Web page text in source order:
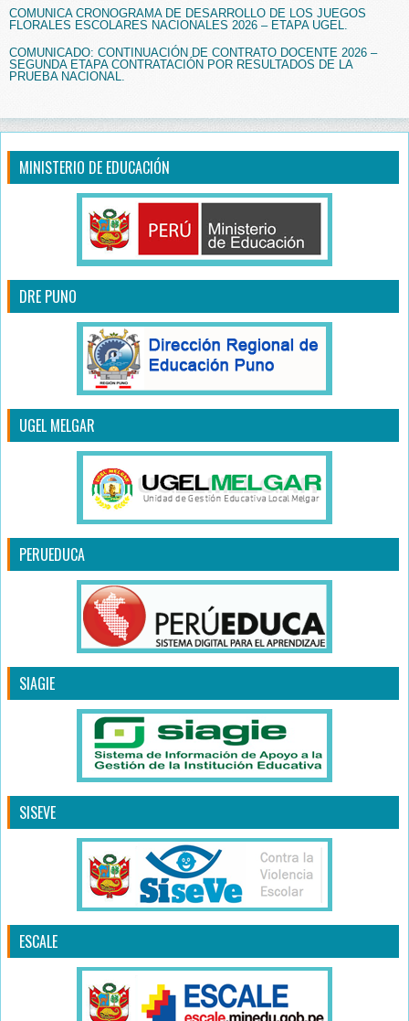
COMUNICA CRONOGRAMA DE DESARROLLO DE LOS JUEGOS
FLORALES ESCOLARES NACIONALES 2026 – ETAPA UGEL.
COMUNICADO: CONTINUACIÓN DE CONTRATO DOCENTE 2026 –
SEGUNDA ETAPA CONTRATACIÓN POR RESULTADOS DE LA
PRUEBA NACIONAL.
MINISTERIO DE EDUCACIÓN
DRE PUNO
UGEL MELGAR
PERUEDUCA
SIAGIE
SISEVE
ESCALE